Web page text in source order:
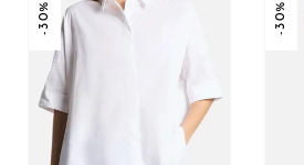
-30% -30%